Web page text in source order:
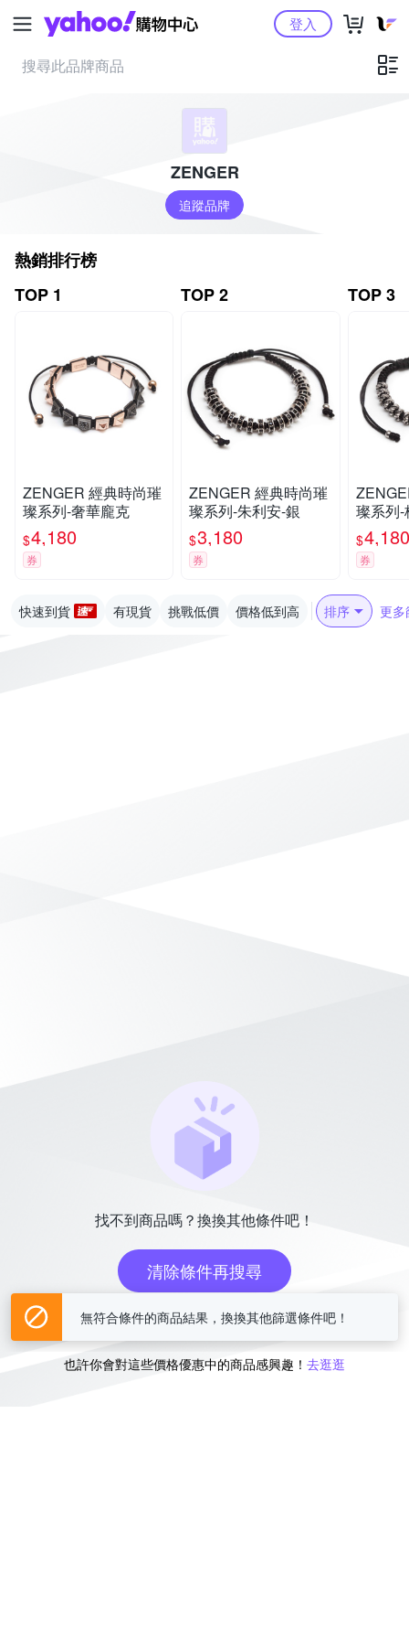
Yahoo購物中心登入
ZENGER
追蹤品牌
熱銷排行榜
TOP 1
ZENGER 經典時尚璀
璨系列-奢華龐克
$4,180
券
TOP 2
ZENGER 經典時尚璀
璨系列-朱利安-銀
$3,180
券
TOP 3
ZENGER 經典
璨系列-
$4,180
券
快速到貨 有現貨 挑戰低價 價格低到高 排序 更多
找不到商品嗎？換換其他條件吧！
清除條件再搜尋
或
也許你會對這些價格優惠中的商品感興趣！ 去逛逛
無符合條件的商品結果，換換其他篩選條件吧！